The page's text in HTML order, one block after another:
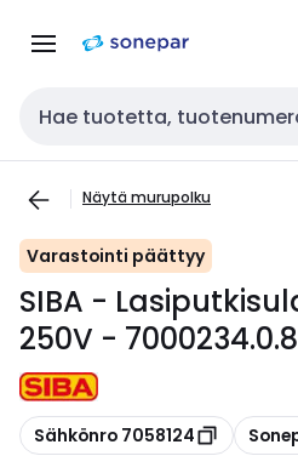
navigointiinsisältöön
Haku
Näytä murupolku
Varastointi päättyy
SIBA -
250V -
Kopioi
Sähkönro 7058124 Kopioi